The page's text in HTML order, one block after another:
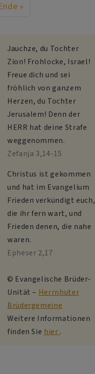
Last page
»
Jauchze, du Tochter
Zion! Frohlocke, Israel!
Freue dich und sei
fröhlich von ganzem
Herzen, du Tochter
Jerusalem! Denn der
HERR hat deine Strafe
weggenommen.
Zefanja 3,14-15
Christus ist gekommen
und hat im Evangelium
Frieden verkündigt euch,
die ihr fern wart, und
Frieden denen, die nahe
waren.
Epheser 2,17
© Evangelische Brüder-
Unität – Herrnhuter
Brüdergemeine
Weitere Informationen
finden Sie hier .